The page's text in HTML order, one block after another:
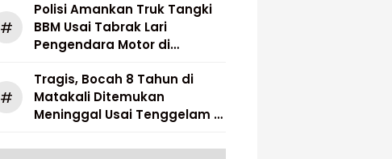
#
Polisi Amankan Truk Tangki
BBM Usai Tabrak Lari
Pengendara Motor di
#
Tragis, Bocah 8 Tahun di
Matakali Ditemukan
Meninggal Usai Tenggelam di